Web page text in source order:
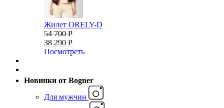
Жилет ORELY-D
54 700 Р
38 290 Р
Посмотреть
Новинки от Bogner
Для мужчин